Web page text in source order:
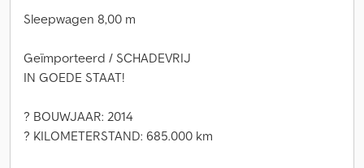
Sleepwagen 8,00 m
Geïmporteerd / SCHADEVRIJ
IN GOEDE STAAT!
? BOUWJAAR: 2014
? KILOMETERSTAND: 685.000 km